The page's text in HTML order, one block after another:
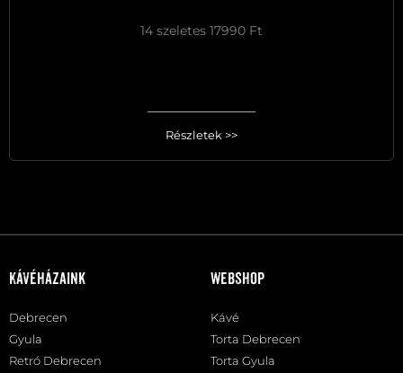
14 szeletes 17990 Ft
Részletek >>
Kávéházaink
Debrecen
Gyula
Retró Debrecen
Webshop
Kávé
Torta Debrecen
Torta Gyula